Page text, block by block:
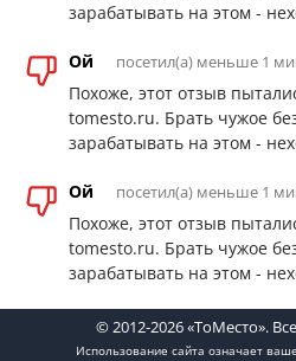
зарабатывать на этом -
Ой посетил(а) меньше 1
Похоже, этот отзыв
tomesto.ru. Брать чужое
зарабатывать на этом -
Ой посетил(а) меньше 1
Похоже, этот отзыв
tomesto.ru. Брать чужое
зарабатывать на этом -
© 2012-2026 «ТоМесто».
Использование сайта означает ваше